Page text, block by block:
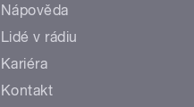
Nápověda
Lidé v rádiu
Kariéra
Kontakt